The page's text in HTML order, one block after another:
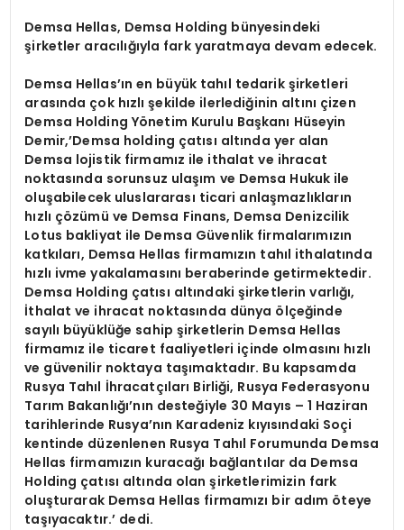
Demsa Hellas, Demsa Holding bünyesindeki
şirketler aracılığıyla fark yaratmaya devam edecek.
Demsa Hellas’ın en büyük tahıl tedarik şirketleri
arasında çok hızlı şekilde ilerlediğinin altını çizen
Demsa Holding Yönetim Kurulu Başkanı Hüseyin
Demir,’Demsa holding çatısı altında yer alan
Demsa lojistik firmamız ile ithalat ve ihracat
noktasında sorunsuz ulaşım ve Demsa Hukuk ile
oluşabilecek uluslararası ticari anlaşmazlıkların
hızlı çözümü ve Demsa Finans, Demsa Denizcilik
Lotus bakliyat ile Demsa Güvenlik firmalarımızın
katkıları, Demsa Hellas firmamızın tahıl ithalatında
hızlı ivme yakalamasını beraberinde getirmektedir.
Demsa Holding çatısı altındaki şirketlerin varlığı,
İthalat ve ihracat noktasında dünya ölçeğinde
sayılı büyüklüğe sahip şirketlerin Demsa Hellas
firmamız ile ticaret faaliyetleri içinde olmasını hızlı
ve güvenilir noktaya taşımaktadır. Bu kapsamda
Rusya Tahıl İhracatçıları Birliği, Rusya Federasyonu
Tarım Bakanlığı’nın desteğiyle 30 Mayıs – 1 Haziran
tarihlerinde Rusya’nın Karadeniz kıyısındaki Soçi
kentinde düzenlenen Rusya Tahıl Forumunda Demsa
Hellas firmamızın kuracağı bağlantılar da Demsa
Holding çatısı altında olan şirketlerimizin fark
oluşturarak Demsa Hellas firmamızı bir adım öteye
taşıyacaktır.’ dedi.